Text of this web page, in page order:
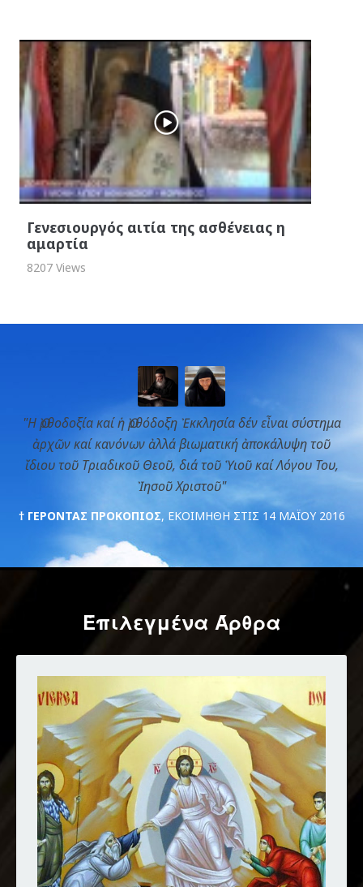
Γενεσιουργός αιτία της ασθένειας η
αμαρτία
8207 Views
"Η Ὀρθοδοξία καί ἡ Ὀρθόδοξη Ἐκκλησία δέν εἶναι σύστημα
ἀρχῶν καί κανόνων ἀλλά βιωματική ἀποκάλυψη τοῦ
ἴδιου τοῦ Τριαδικοῦ Θεοῦ, διά τοῦ Ὑιοῦ καί Λόγου Του,
Ἰησοῦ Χριστοῦ"
† ΓΈΡΟΝΤΑΣ ΠΡΟΚΌΠΙΟΣ, ΕΚΟΙΜΉΘΗ ΣΤΙΣ 14 ΜΑΪ́ΟΥ 2016
Έπιλεγμένα Άρθρα